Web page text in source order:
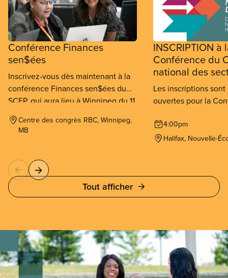
Conférence Finances
sen$ées
Inscrivez-vous dès maintenant à la
conférence Finances sen$ées du
SCFP, qui aura lieu à Winnipeg du 11
Centre des congrès RBC, Winnipeg,
MB
INSCRIPTION à
Conférence du
national des
Les inscriptions
ouvertes pour la
SCFP qui se tiendra
au 26 novembre
4:00pm
Halifax, Nouvelle-
Tout afficher